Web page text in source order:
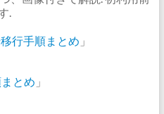
.
行手順まとめ 」
とめ 」